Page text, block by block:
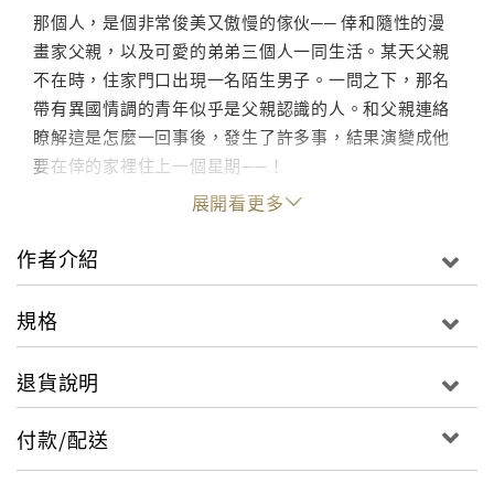
那個人，是個非常俊美又傲慢的傢伙── 倖和隨性的漫
畫家父親，以及可愛的弟弟三個人一同生活。某天父親
不在時，住家門口出現一名陌生男子。一問之下，那名
帶有異國情調的青年似乎是父親認識的人。和父親連絡
瞭解這是怎麼一回事後，發生了許多事，結果演變成他
要在倖的家裡住上一個星期──！
展開看更多
作者介紹
規格
退貨說明
付款/配送